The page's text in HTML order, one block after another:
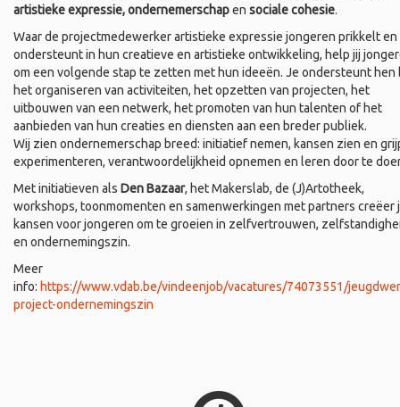
artistieke expressie, ondernemerschapen sociale cohesie.
Waar de projectmedewerker artistieke expressie jongeren prikkelt en
ondersteunt in hun creatieve en artistieke ontwikkeling, help jij
om een volgende stap te zetten met hun ideeën. Je ondersteunt hen
het organiseren van activiteiten, het opzetten van projecten, het
uitbouwen van een netwerk, het promoten van hun talenten of het
aanbieden van hun creaties en diensten aan een breder publiek.
Wij zien ondernemerschap breed: initiatief nemen, kansen zien en
experimenteren, verantwoordelijkheid opnemen en leren door te
Met initiatieven als Den Bazaar, het Makerslab, de (J)Artotheek,
workshops, toonmomenten en samenwerkingen met partners creëer
kansen voor jongeren om te groeien in zelfvertrouwen,
en ondernemingszin.
Meer
info: https://www.vdab.be/vindeenjob/vacatures/74073551/
project-ondernemingszin